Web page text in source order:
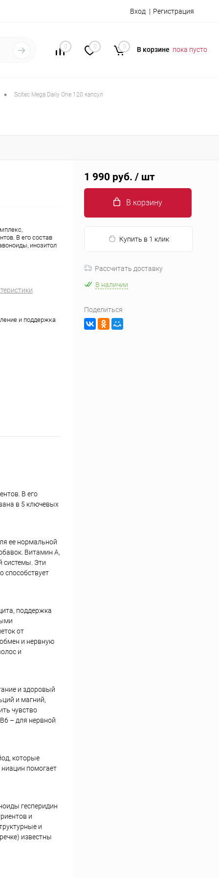
Вход Регистрация
0 0 0 В корзине пока пусто
• Scitec Mega Daily One 120 капсул
В его состав
инозитол
и поддержка
В его
в 5 ключевых
ее нормальной
Витамин А,
системы. Эти
способствует
поддержка
от
и нервную
и
и здоровый
и магний,
чувство
– для нервной
которые
помогает
гесперидин
и
и
известны
1 990 руб. / шт
В корзину
Купить в 1 клик
Рассчитать доставку
В наличии
Поделиться